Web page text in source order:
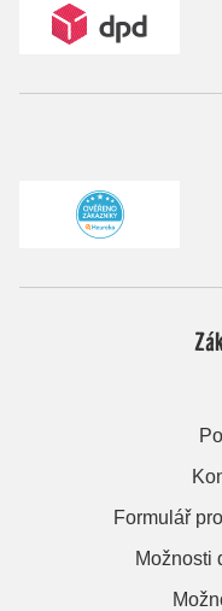
Formulář
Možnosti